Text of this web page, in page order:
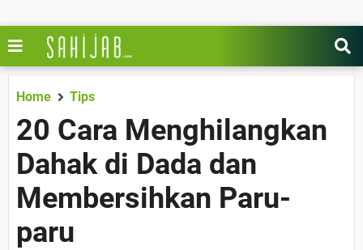
Home Tips
20 Cara Menghilangkan
Dahak di Dada dan
Membersihkan Paru-
paru